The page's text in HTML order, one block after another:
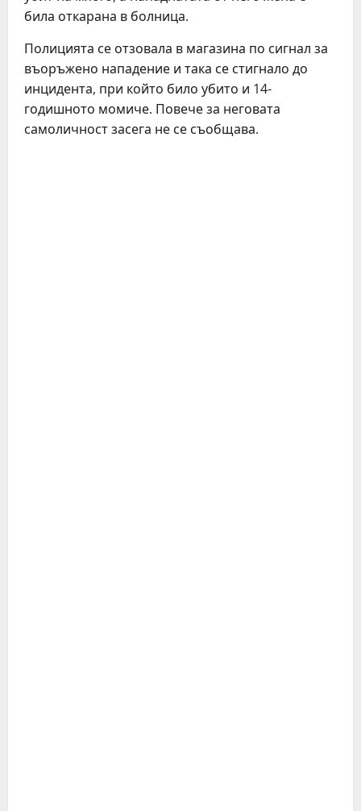
била откарана в болница.
Полицията се отзовала в магазина по сигнал за
въоръжено нападение и така се стигнало до
инцидента, при който било убито и 14-
годишното момиче. Повече за неговата
самоличност засега не се съобщава.